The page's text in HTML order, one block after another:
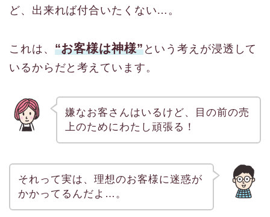
ど、出来れば付合いたくない…。
これは、 “お客様は神様”という考えが浸透して
いるからだと考えています。
嫌なお客さんはいるけど、目の前の売
上のためにわたし頑張る！
それって実は、理想のお客様に迷惑が
かかってるんだよ…。